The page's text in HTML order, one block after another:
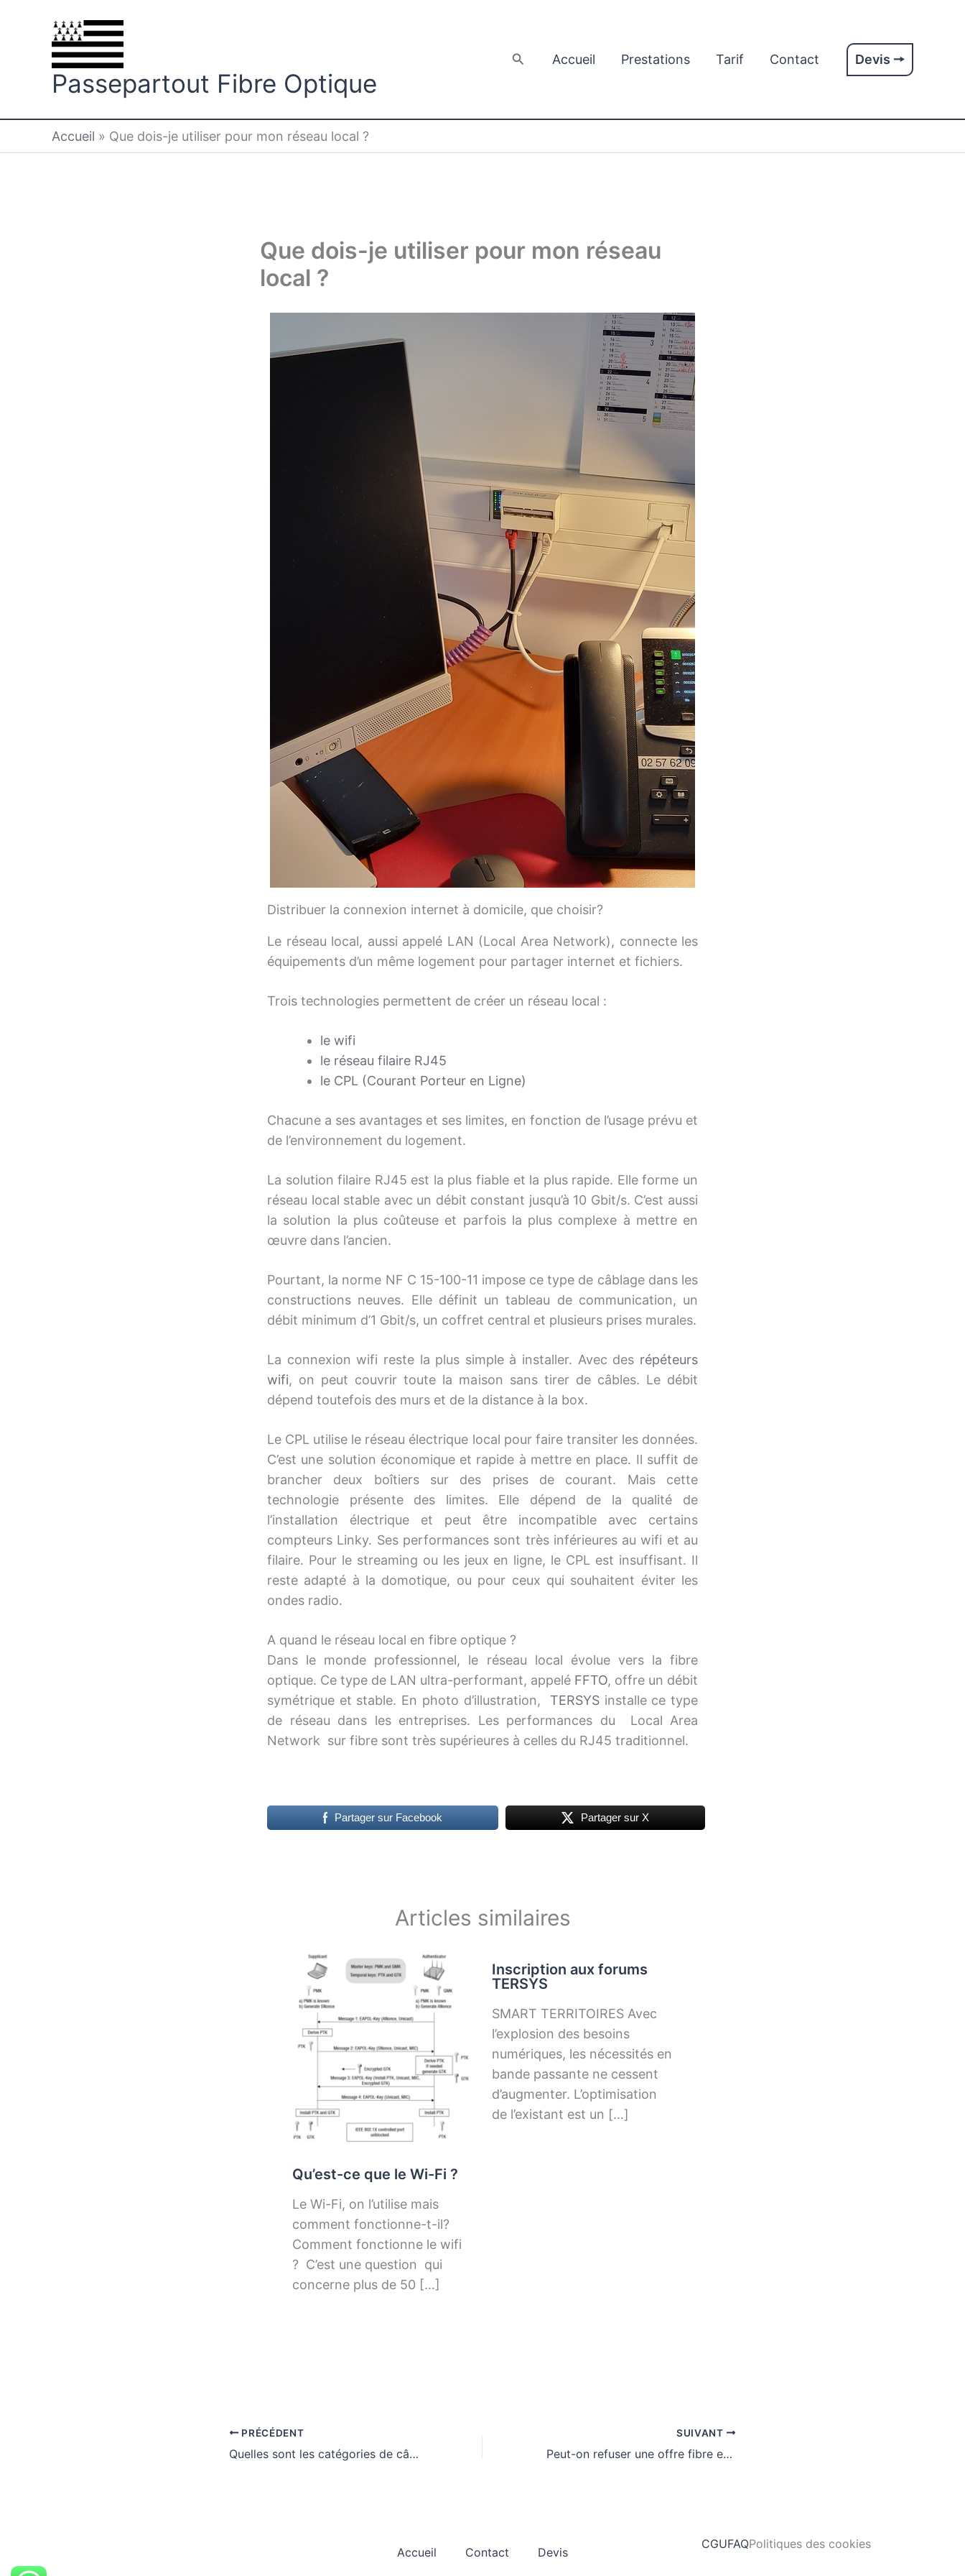
Passepartout Fibre Optique
Rechercher
Accueil Prestations Tarif Contact Devis 🠖
Accueil » Que dois-je utiliser pour mon réseau local ?
Que dois-je utiliser pour mon réseau
local ?
Distribuer la connexion internet à domicile, que choisir?
Le réseau local, aussi appelé LAN (Local Area Network), connecte les
équipements d’un même logement pour partager internet et fichiers.
Trois technologies permettent de créer un réseau local :
le wifi
le réseau filaire RJ45
le CPL (Courant Porteur en Ligne)
Chacune a ses avantages et ses limites, en fonction de l’usage prévu et
de l’environnement du logement.
La solution filaire RJ45 est la plus fiable et la plus rapide. Elle forme un
réseau local stable avec un débit constant jusqu’à 10 Gbit/s. C’est aussi
la solution la plus coûteuse et parfois la plus complexe à mettre en
œuvre dans l’ancien.
Pourtant, la norme NF C 15-100-11 impose ce type de câblage dans les
constructions neuves. Elle définit un tableau de communication, un
débit minimum d’1 Gbit/s, un coffret central et plusieurs prises murales.
La connexion wifi reste la plus simple à installer. Avec des répéteurs
wifi, on peut couvrir toute la maison sans tirer de câbles. Le débit
dépend toutefois des murs et de la distance à la box.
Le CPL utilise le réseau électrique local pour faire transiter les données.
C’est une solution économique et rapide à mettre en place. Il suffit de
brancher deux boîtiers sur des prises de courant. Mais cette
technologie présente des limites. Elle dépend de la qualité de
l’installation électrique et peut être incompatible avec certains
compteurs Linky. Ses performances sont très inférieures au wifi et au
filaire. Pour le streaming ou les jeux en ligne, le CPL est insuffisant. Il
reste adapté à la domotique, ou pour ceux qui souhaitent éviter les
ondes radio.
A quand le réseau local en fibre optique ?
Dans le monde professionnel, le réseau local évolue vers la fibre
optique. Ce type de LAN ultra-performant, appelé FFTO, offre un débit
symétrique et stable. En photo d’illustration, TERSYSinstalle ce type
de réseau dans les entreprises. Les performances du Local Area
Network sur fibre sont très supérieures à celles du RJ45 traditionnel.
Partager sur Facebook Partager sur X
Articles similaires
Qu’est-ce que le Wi-Fi ?
Le Wi-Fi, on l’utilise mais
comment fonctionne-t-il?
Comment fonctionne le wifi
? C’est une question qui
concerne plus de 50 […]
Inscription aux forums
TERSYS
SMART TERRITOIRES Avec
l’explosion des besoins
numériques, les nécessités en
bande passante ne cessent
d’augmenter. L’optimisation
de l’existant est un […]
PRÉCÉDENT
Quelles sont les catégories de câbles Ethernet ?
SUIVANT
Peut-on refuser une offre fibre et conserver un abonnement ADSL ?
Accueil Contact Devis
CGUFAQPolitiques des cookies